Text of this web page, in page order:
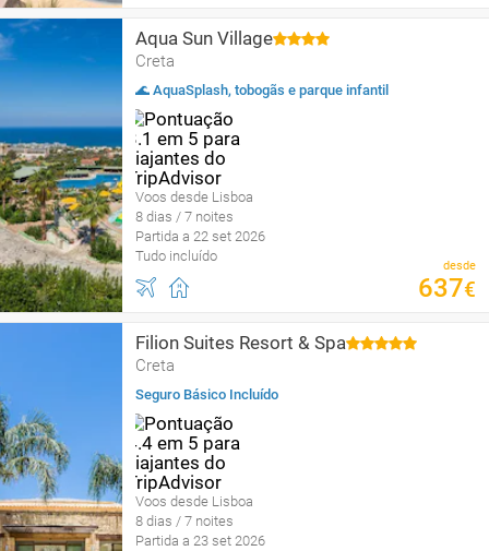
Aqua Sun Village
Creta
🌊 AquaSplash, tobogãs e parque infantil
Voos desde Lisboa
8 dias / 7 noites
Partida a 22 set 2026
Tudo incluído
desde
637€
Filion Suites Resort & Spa
Creta
Seguro Básico Incluído
Voos desde Lisboa
8 dias / 7 noites
Partida a 23 set 2026